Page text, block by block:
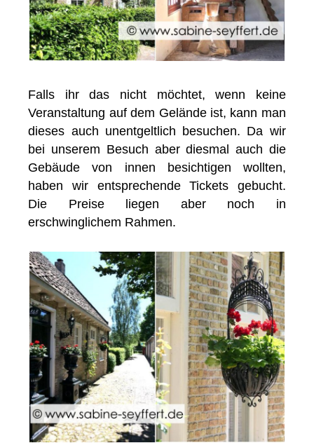
Falls ihr das nicht möchtet, wenn keine
Veranstaltung auf dem Gelände ist, kann man
dieses auch unentgeltlich besuchen. Da wir
bei unserem Besuch aber diesmal auch die
Gebäude von innen besichtigen wollten,
haben wir entsprechende Tickets gebucht.
Die Preise liegen aber noch in
erschwinglichem Rahmen.